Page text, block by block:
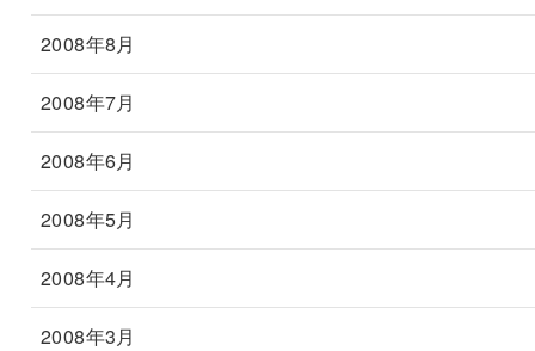
2008年8月
2008年7月
2008年6月
2008年5月
2008年4月
2008年3月